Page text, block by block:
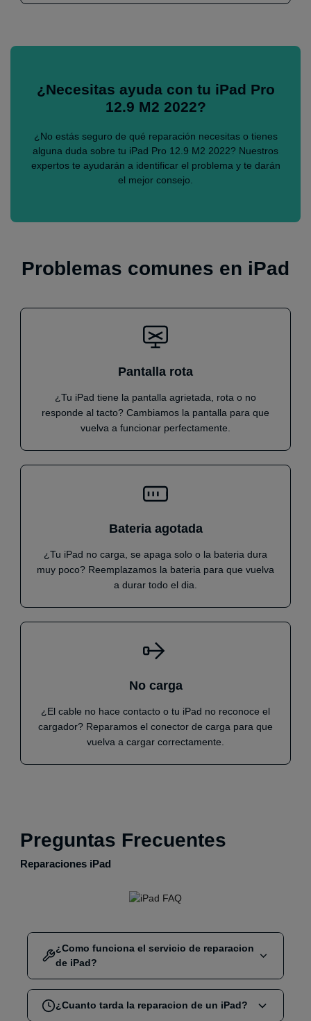
¿Necesitas ayuda con tu iPad Pro
12.9 M2 2022?
¿No estás seguro de qué reparación necesitas o tienes
alguna duda sobre tu iPad Pro 12.9 M2 2022? Nuestros
expertos te ayudarán a identificar el problema y te darán
el mejor consejo.
Problemas comunes en iPad
Pantalla rota
¿Tu iPad tiene la pantalla agrietada, rota o no
responde al tacto? Cambiamos la pantalla para que
vuelva a funcionar perfectamente.
Bateria agotada
¿Tu iPad no carga, se apaga solo o la bateria dura
muy poco? Reemplazamos la bateria para que vuelva
a durar todo el dia.
No carga
¿El cable no hace contacto o tu iPad no reconoce el
cargador? Reparamos el conector de carga para que
vuelva a cargar correctamente.
Preguntas Frecuentes
Reparaciones iPad
¿Como funciona el servicio de reparacion
de iPad?
Selecciona la reparacion que necesitas (pantalla,
¿Cuanto tarda la reparacion de un iPad?